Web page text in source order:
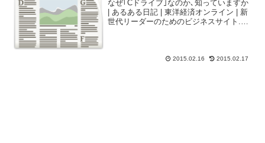
なぜ｢Cドライブ｣なのか､知っていますか
| あるある日記 | 東洋経済オンライン | 新
世代リーダーのためのビジネスサイト.意
2015.02.16 2015.02.17